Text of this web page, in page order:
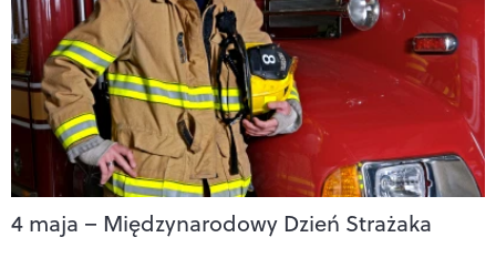
4 maja – Międzynarodowy Dzień Strażaka